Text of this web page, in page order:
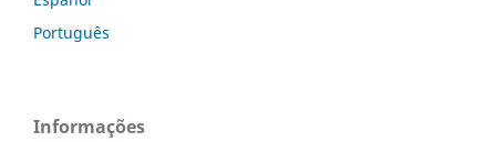
Português
Informações